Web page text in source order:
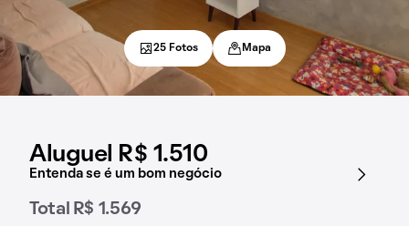
Aluguel R$ 1.510
Entenda se é um bom negócio
Total R$ 1.569
25 Fotos Mapa